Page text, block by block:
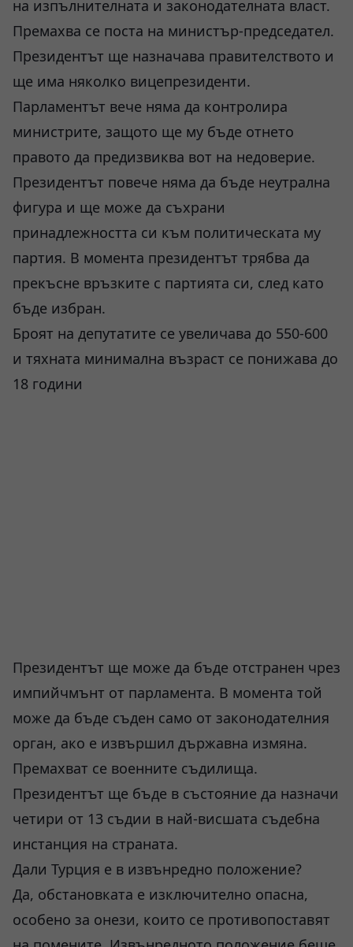
на изпълнителната и законодателната власт.
Премахва се поста на министър-председател.
Президентът ще назначава правителството и
ще има няколко вицепрезиденти.
Парламентът вече няма да контролира
министрите, защото ще му бъде отнето
правото да предизвиква вот на недоверие.
Президентът повече няма да бъде неутрална
фигура и ще може да съхрани
принадлежността си към политическата му
партия. В момента президентът трябва да
прекъсне връзките с партията си, след като
бъде избран.
Броят на депутатите се увеличава до 550-600
и тяхната минимална възраст се понижава до
18 години
Президентът ще може да бъде отстранен чрез
импийчмънт от парламента. В момента той
може да бъде съден само от законодателния
орган, ако е извършил държавна измяна.
Премахват се военните съдилища.
Президентът ще бъде в състояние да назначи
четири от 13 съдии в най-висшата съдебна
инстанция на страната.
Дали Турция е в извънредно положение?
Да, обстановката е изключително опасна,
особено за онези, които се противопоставят